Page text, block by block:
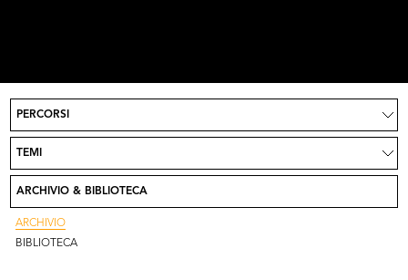
Progetto News
Partecipa Crediti
PERCORSI
TEMI
ARCHIVIO & BIBLIOTECA
ARCHIVIO
BIBLIOTECA